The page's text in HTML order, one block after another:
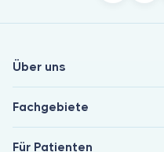
Über uns
Fachgebiete
Für Patienten